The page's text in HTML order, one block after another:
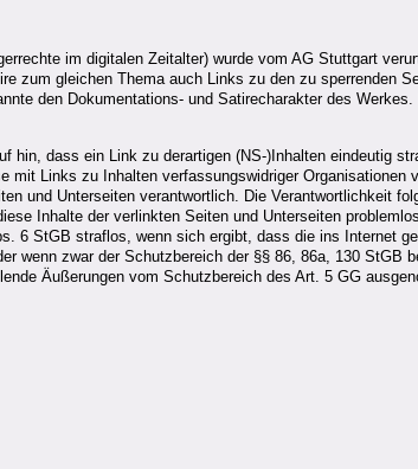
im digitalen Zeitalter) wurde vom AG Stuttgart
zum gleichen Thema auch Links zu den zu sperrenden
den Dokumentations- und Satirecharakter des Werkes.
dass ein Link zu derartigen (NS-)Inhalten eindeutig
Links zu Inhalten verfassungswidriger Organisationen
und Unterseiten verantwortlich. Die Verantwortlichkeit
Inhalte der verlinkten Seiten und Unterseiten
6 StGB straflos, wenn sich ergibt, dass die ins Internet
wenn zwar der Schutzbereich der §§ 86, 86a, 130 StGB
Äußerungen vom Schutzbereich des Art. 5 GG